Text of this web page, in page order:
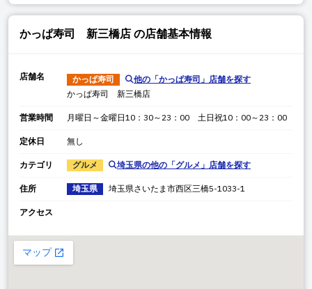
かっぱ寿司 新三橋店 の店舗基本情報
店舗名 かっぱ寿司 他の「かっぱ寿司 」店舗を探す
かっぱ寿司 新三橋店
営業時間 月曜日～金曜日10：30～23：00 土日祝10：00～23：00
定休日 無し
カテゴリ グルメ 埼玉県の他の「グルメ 」店舗を探す
住所 埼玉県 埼玉県さいたま市西区三橋5-1033-1
アクセス